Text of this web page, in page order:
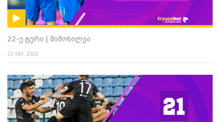
22-ე ტური | მიმოხილვა
22 აგვ. 2022